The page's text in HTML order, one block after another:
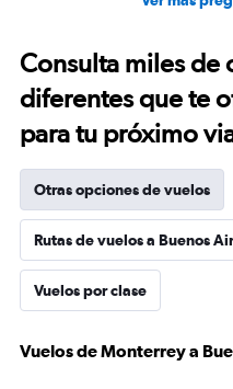
Consulta miles de
diferentes que te
para tu próximo
Otras opciones de vuelos
Rutas de vuelos a Buenos
Vuelos por clase
Vuelos de Monterrey a